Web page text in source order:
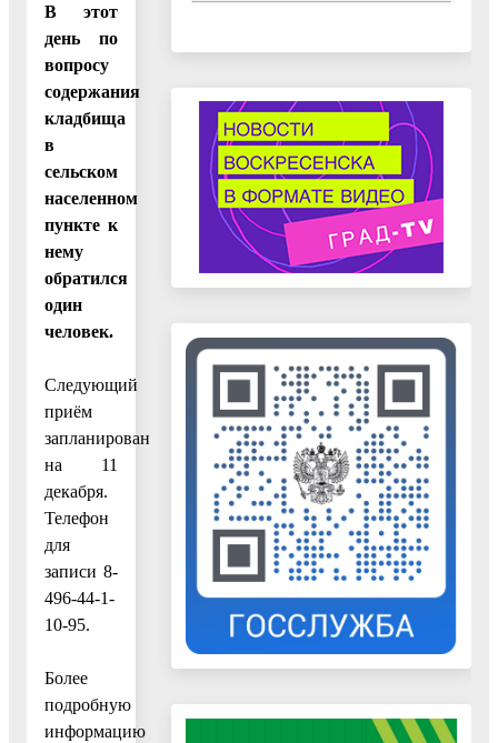
В этот
день по
вопросу
содержания
кладбища
в
сельском
населенном
пункте к
нему
обратился
один
человек.
Следующий
приём
запланирован
на 11
декабря.
Телефон
для
записи 8-
496-44-1-
10-95.
Более
подробную
информацию